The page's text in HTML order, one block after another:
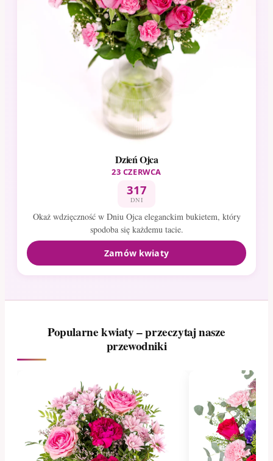
Dzień Ojca
23 CZERWCA
317
DNI
Okaż wdzięczność w Dniu Ojca eleganckim bukietem, który
spodoba się każdemu tacie.
Zamów kwiaty
Popularne kwiaty – przeczytaj nasze
przewodniki